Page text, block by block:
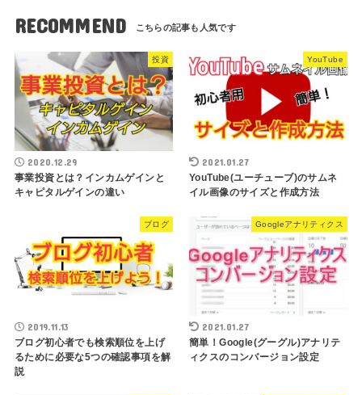
RECOMMEND
投資
2020.12.29
事業投資とは？インカムゲインと
キャピタルゲインの違い
YouTube
2021.01.27
YouTube(ユーチューブ)のサムネ
イル画像のサイズと作成方法
ブログ
2019.11.13
ブログ初心者でも検索順位を上げ
るために必要な5つの確認事項を解
説
Googleアナリティクス
2021.01.27
簡単！Google(グーグル)アナリテ
ィクスのコンバージョン設定